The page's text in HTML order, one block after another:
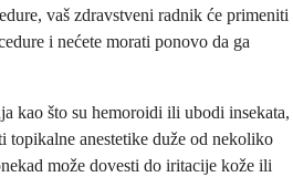
vaš zdravstveni radnik će primeniti
i nećete morati ponovo da ga
kao što su hemoroidi ili ubodi insekata,
topikalne anestetike duže od nekoliko
može dovesti do iritacije kože ili